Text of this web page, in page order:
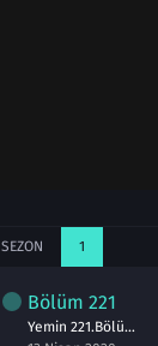
SEZON 1
Bölüm 221
Yemin 221.Bölüm izle